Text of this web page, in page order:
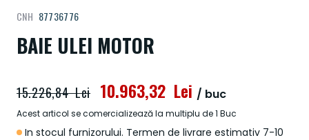
BAIE ULEI MOTOR
CNH 87736776
In stocul furnizorului. Termen de livrare estimativ 7-10
10.963,32 Lei
15.226,84 Lei / buc
Acest articol se comercializează la multiplu de 1 Buc
la
începutul
galeriei
imagini